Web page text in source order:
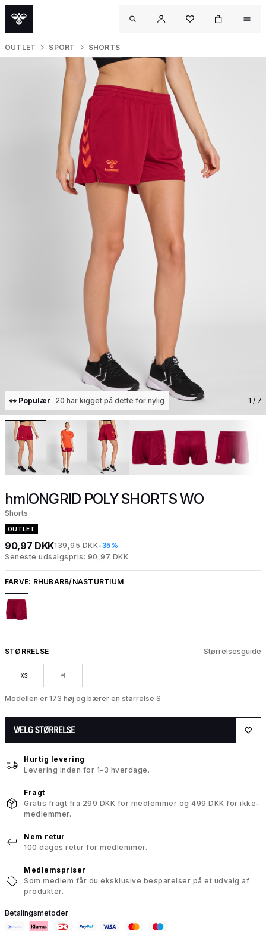
OUTLET SPORT SHORTS
👀 Populær 20 har kigget på dette for nylig 1 / 7
hmlONGRID POLY SHORTS WO
Shorts
OUTLET
90,97 DKK139,95 DKK-35%
Seneste udsalgspris: 90,97 DKK
FARVE: RHUBARB/NASTURTIUM
STØRRELSE Størrelsesguide
XS M
Modellen er 173 høj og bærer en størrelse S
VÆLG STØRRELSE
Hurtig levering
Levering inden for 1-3 hverdage.
Fragt
Gratis fragt fra 299 DKK for medlemmer og 499 DKK for ikke-
medlemmer.
Nem retur
100 dages retur for medlemmer.
Medlemspriser
Som medlem får du eksklusive besparelser på et udvalg af
produkter.
Betalingsmetoder